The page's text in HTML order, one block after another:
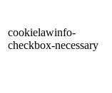
cookielawinfo-
checkbox-necessary